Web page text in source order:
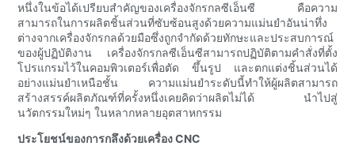
หนึ่งในข้อได้เปรียบสำคัญของเครื่องจักรกลซีเอ็นซี คือความ
สามารถในการผลิตชิ้นส่วนที่ซับซ้อนสูงด้วยความแม่นยำอันน่าทึ่ง
ต่างจากเครื่องจักรกลด้วยมือซึ่งถูกจำกัดด้วยทักษะและประสบการณ์
ของผู้ปฏิบัติงาน เครื่องจักรกลซีเอ็นซีสามารถปฏิบัติตามคำสั่งที่ตั้ง
โปรแกรมไว้ในคอมพิวเตอร์เพื่อตัด ขึ้นรูป และตกแต่งชิ้นส่วนได้
อย่างแม่นยำเหนือชั้น ความแม่นยำระดับนี้ทำให้ผู้ผลิตสามารถ
สร้างสรรค์ผลิตภัณฑ์ที่ครั้งหนึ่งเคยคิดว่าผลิตไม่ได้ นำไปสู่
นวัตกรรมใหม่ๆ ในหลากหลายอุตสาหกรรม
ประโยชน์ของการกลึงด้วยเครื่อง CNC